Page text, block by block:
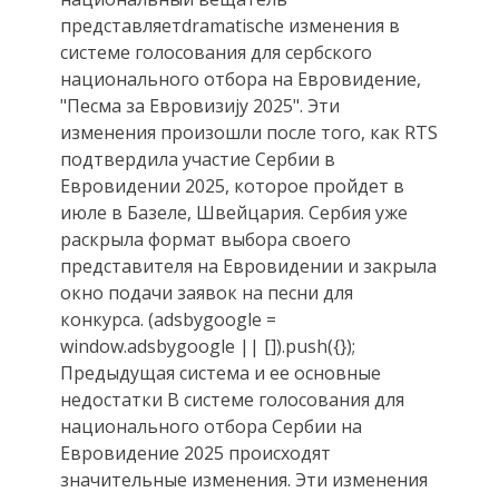
представляетdramatische изменения в
системе голосования для сербского
национального отбора на Евровидение,
"Песма за Евровизију 2025". Эти
изменения произошли после того, как RTS
подтвердила участие Сербии в
Евровидении 2025, которое пройдет в
июле в Базеле, Швейцария. Сербия уже
раскрыла формат выбора своего
представителя на Евровидении и закрыла
окно подачи заявок на песни для
конкурса. (adsbygoogle =
window.adsbygoogle || []).push({});
Предыдущая система и ее основные
недостатки В системе голосования для
национального отбора Сербии на
Евровидение 2025 происходят
значительные изменения. Эти изменения